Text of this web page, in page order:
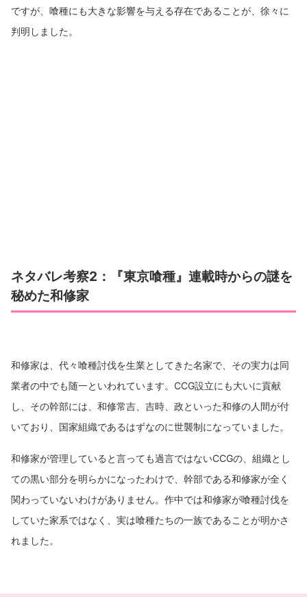
ですが、喰種にも大きな影響を与える存在であることが、徐々に
判明しました。
ネタバレ考察2：『東京喰種』連載時からの謎を
秘めた和修家
和修家は、代々喰種討伐を生業としてきた名家で、その実力は同
業者の中でも随一といわれています。CCG設立にも大いに貢献
し、その幹部には、和修常吉、吉時、政といった和修の人間が付
いており、国家組織であるはずなのに世襲制になっていました。
和修家が管理していると言っても過言ではないCCGの、組織とし
ての黒い部分を明らかになったわけで、幹部である和修家が全く
関わっていないわけがありません。作中では和修家が喰種討伐を
していた家系ではなく、実は喰種たちの一族であることが明かさ
れました。